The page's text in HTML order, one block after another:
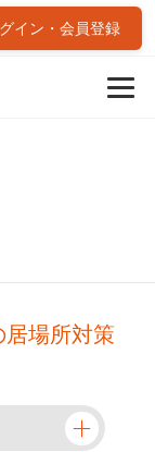
イン・会員登録
居場所対策